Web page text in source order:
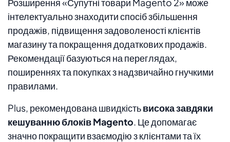
інтелектуально знаходити спосіб збільшення
продажів, підвищення задоволеності клієнтів
магазину та покращення додаткових продажів.
Рекомендації базуються на переглядах,
поширеннях та покупках з надзвичайно гнучкими
правилами.
Plus, рекомендована швидкістьвисока завдяки
кешуванню блоків Magento. Це допомагає
значно покращити взаємодію з клієнтами та їх